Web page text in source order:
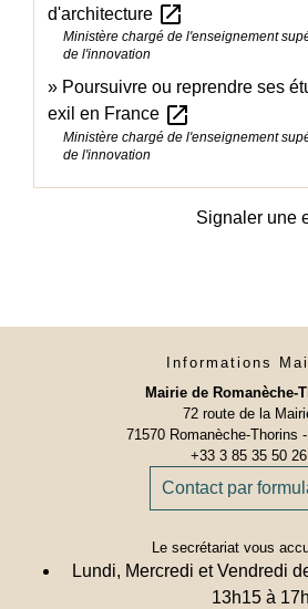
d'architecture open_in_new
Ministère chargé de l'enseignement
de l'innovation
Poursuivre ou reprendre ses
exil en France open_in_new
Ministère chargé de l'enseignement
de l'innovation
Signaler une
Informations
Mairie de Romanèche-
72 route de la
71570 Romanèche-Thorins
+33 3 85 35 50 26
Contact par
Le secrétariat vous
Lundi, Mercredi et Vendredi
13h15 à